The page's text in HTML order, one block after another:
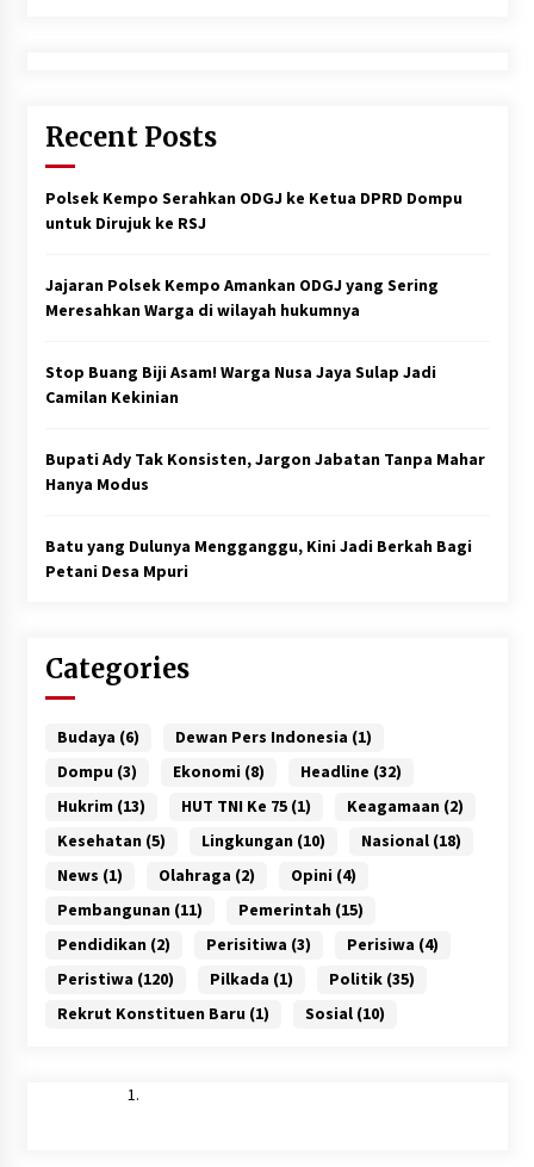
Recent Posts
Polsek Kempo Serahkan ODGJ ke Ketua DPRD Dompu
untuk Dirujuk ke RSJ
Jajaran Polsek Kempo Amankan ODGJ yang Sering
Meresahkan Warga di wilayah hukumnya
Stop Buang Biji Asam! Warga Nusa Jaya Sulap Jadi
Camilan Kekinian
Bupati Ady Tak Konsisten, Jargon Jabatan Tanpa Mahar
Hanya Modus
Batu yang Dulunya Mengganggu, Kini Jadi Berkah Bagi
Petani Desa Mpuri
Categories
Budaya (6) Dewan Pers Indonesia (1)
Dompu (3) Ekonomi (8) Headline (32)
Hukrim (13) HUT TNI Ke 75(1) Keagamaan (2)
Kesehatan (5) Lingkungan (10) Nasional(18)
News (1) Olahraga (2) Opini (4)
Pembangunan (11) Pemerintah (15)
Pendidikan (2) Perisitiwa (3) Perisiwa (4)
Peristiwa (120) Pilkada (1) Politik(35)
Rekrut Konstituen Baru (1) Sosial(10)